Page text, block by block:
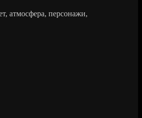
атмосфера, персонажи,